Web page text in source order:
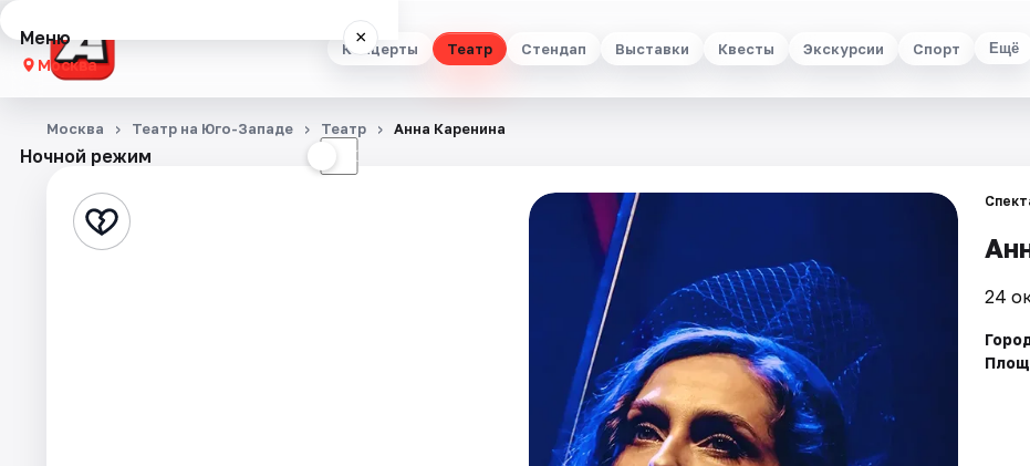
Концерты Театр Стендап Выставки Квесты Экскурсии Спорт Ещё
Меню ×
Москва
Концерты
Стендап
Ночной режим ☾
Москва Театр на Юго-Западе Театр Анна Каренина
24